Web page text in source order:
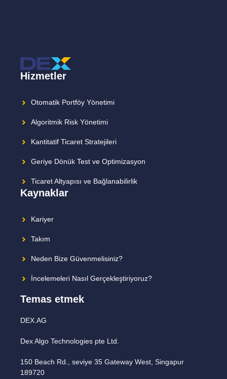
Hizmetler
Otomatik Portföy Yönetimi
Algoritmik Risk Yönetimi
Kantitatif Ticaret Stratejileri
Geriye Dönük Test ve Optimizasyon
Ticaret Altyapısı ve Bağlanabilirlik
Kaynaklar
Kariyer
Takım
Neden Bize Güvenmelisiniz?
İncelemeleri Nasıl Gerçekleştiriyoruz?
Temas etmek
DEX.AG
Dex Algo Technologies pte Ltd.
150 Beach Rd., seviye 35 Gateway West, Singapur
189720